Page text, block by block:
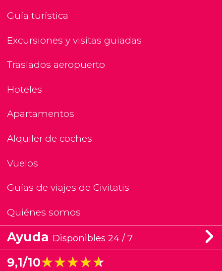
Guía turística
Excursiones y visitas guiadas
Traslados aeropuerto
Hoteles
Apartamentos
Alquiler de coches
Vuelos
Guías de viajes de Civitatis
Quiénes somos
Ayuda Disponibles 24 / 7
9,1/10★★★★★
★★★★★